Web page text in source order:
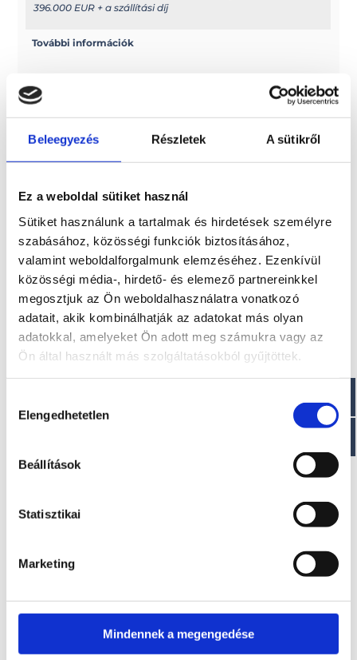
Beleegyezés Részletek A sütikről
Ez a weboldal sütiket használ
Sütiket használunk a tartalmak és hirdetések személyre
szabásához, közösségi funkciók biztosításához,
valamint weboldalforgalmunk elemzéséhez. Ezenkívül
közösségi média-, hirdető- és elemező partnereinkkel
megosztjuk az Ön weboldalhasználatra vonatkozó
adatait, akik kombinálhatják az adatokat más olyan
adatokkal, amelyeket Ön adott meg számukra vagy az
Ön által használt más szolgáltatásokból gyűjtöttek.
kiválasztása
Elengedhetetlen
Beállítások
Statisztikai
Marketing
Mindennek a megengedése
Méretek
Hajótest hossza: 11,98 m
Tömeg : ~ 12000 kg-tól
Merülési magasság: 0,7/1,2 m-től
Motor: 2 x 260 HP Stern Drive-tól 2 x IPS 600-ig
Maximális sebesség: 35kn / 65 km/h
Üzemanyagtartály: 1050 l
Víztartály: 400 l
Személy kapacitása : 12 fő
Ágyak száma: 6
396.000 EUR + a szállítási díj
További információk
weboldalon találhatja meg: cobreyyachts.com/our-
shipyard/#
EZ IS ÉRDEKELHET